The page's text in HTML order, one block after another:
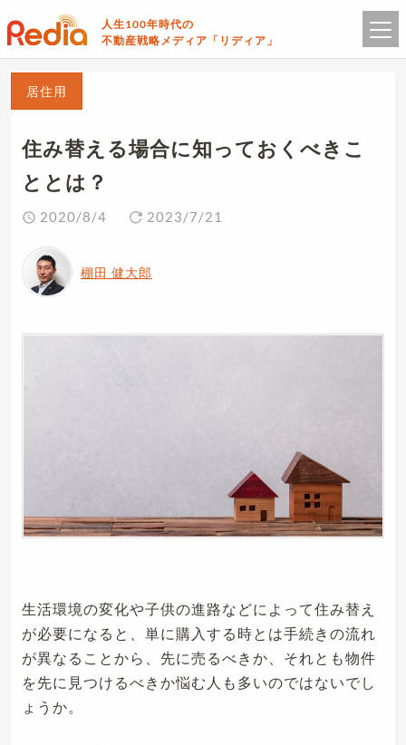
人生100年時代の
不動産戦略メディア「リディア」
居住用
住み替える場合に知っておくべきこ
ととは？
2020/8/4 2023/7/21
棚田 健大郎
生活環境の変化や子供の進路などによって住み替え
が必要になると、単に購入する時とは手続きの流れ
が異なることから、先に売るべきか、それとも物件
を先に見つけるべきか悩む人も多いのではないでし
ょうか。